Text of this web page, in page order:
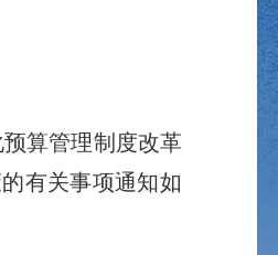
算管理制度改革
有关事项通知如